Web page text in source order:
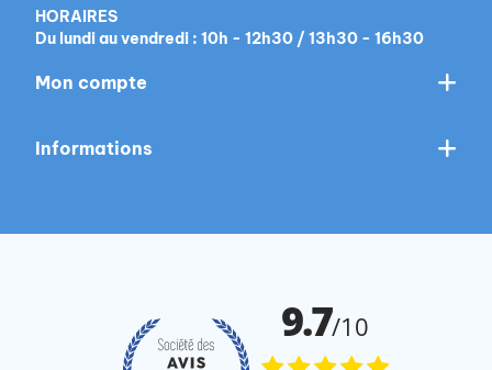
HORAIRES
Du lundi au vendredi : 10h - 12h30 / 13h30 - 16h30
Mon compte
Informations